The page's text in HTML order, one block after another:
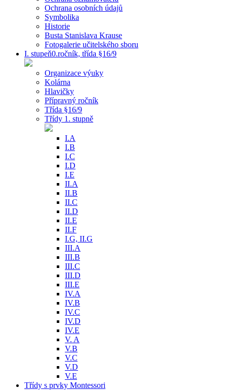
Ochrana osobních údajů
Symbolika
Historie
Busta Stanislava Krause
Fotogalerie učitelského sboru
I. stupeň0.ročník, třída §16/9
Organizace výuky
Kolárna
Hlavičky
Přípravný ročník
Třída §16/9
Třídy 1. stupně
I.A
I.B
I.C
I.D
I.E
II.A
II.B
II.C
II.D
II.E
II.F
I.G, II.G
III.A
III.B
III.C
III.D
III.E
IV.A
IV.B
IV.C
IV.D
IV.E
V. A
V.B
V.C
V.D
V.E
Třídy s prvky Montessori